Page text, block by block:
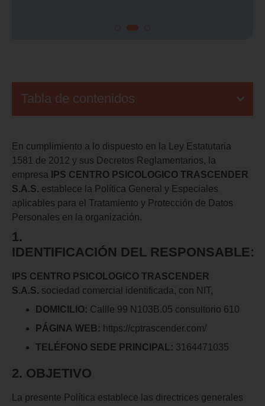
En cumplimiento a lo dispuesto en la Ley Estatutaria
1581 de 2012 y sus Decretos Reglamentarios, la
empresa
IPS CENTRO PSICOLOGICO TRASCENDER
S.A.S. establece la Política General y Especiales
aplicables para el Tratamiento y Protección de Datos
Personales en la organización.
1.
IDENTIFICACIÓN DEL RESPONSABLE:
IPS CENTRO PSICOLOGICO TRASCENDER
S.A.S. sociedad comercial identificada, con NIT,
DOMICILIO: Callle 99 N103B.05 consultorio 610
PÁGINA WEB: https://cptrascender.com/
TELÉFONO SEDE PRINCIPAL: 3164471035
2. OBJETIVO
La presente Política establece las directrices generales
Tabla de contenidos